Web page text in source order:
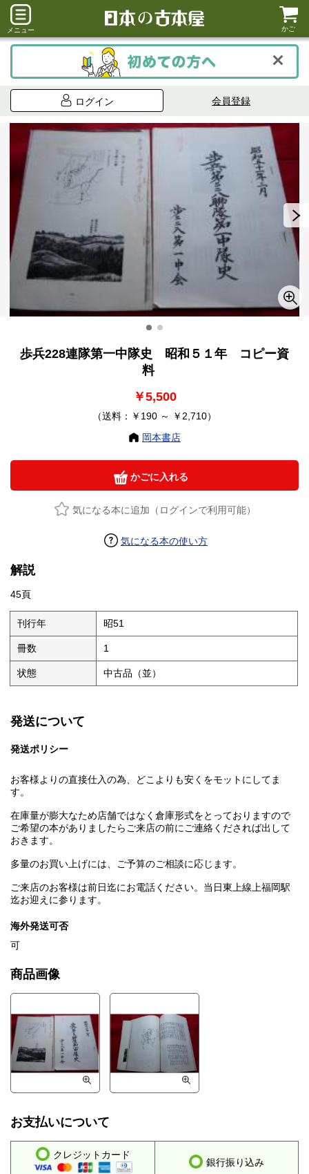
メニュー かご
ログイン 会員登録
歩兵228連隊第一中隊史 昭和５１年 コピー資
料
￥5,500
（送料：￥190 ～ ￥2,710）
岡本書店
かごに入れる
気になる本に追加（ログインで利用可能）
気になる本の使い方
解説
45頁
刊行年 昭51
冊数 1
状態 中古品（並）
発送について
発送ポリシー
お客様よりの直接仕入の為、どこよりも安くをモットにしてま
す。
在庫量が膨大なため店舗ではなく倉庫形式をとっておりますので
ご希望の本がありましたらご来店の前にご連絡くだされば出して
おきます。
多量のお買い上げには、ご予算のご相談に応じます。
ご来店のお客様は前日迄にお電話ください。当日東上線上福岡駅
迄お迎えに参ります。
海外発送可否
可
商品画像
お支払いについて
クレジットカード
銀行振り込み